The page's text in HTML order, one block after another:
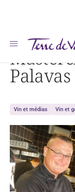
Accueil Masterchef au
Palavas
Vin et médias Vin et